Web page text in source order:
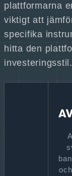
plattformarna
viktigt att
specifika
hitta den
investeringsstil.